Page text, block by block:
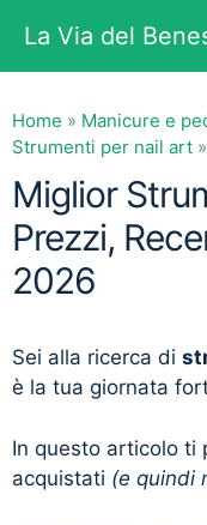
contenuto
La Via del
Home » Manicure e
Strumenti per nail art »
Miglior
Prezzi,
2026
Sei alla ricerca di
è la tua giornata
In questo articolo ti
acquistati (e quindi